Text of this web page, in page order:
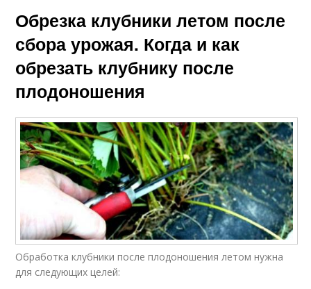
Обрезка клубники летом после
сбора урожая. Когда и как
обрезать клубнику после
плодоношения
Обработка клубники после плодоношения летом нужна
для следующих целей: